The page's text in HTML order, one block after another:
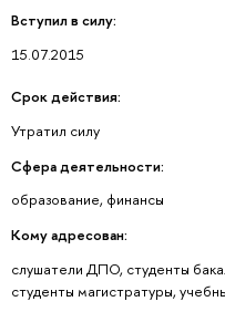
Вступил в силу:
15.07.2015
Срок действия:
Утратил силу
Сфера деятельности:
образование, финансы
Кому адресован:
слушатели ДПО, студенты
студенты магистратуры,